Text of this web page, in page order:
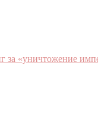
за «уничтожение